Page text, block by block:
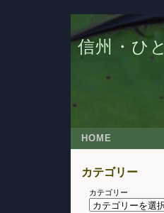
信州・ひ
HOME
カテゴリー
カテゴリー